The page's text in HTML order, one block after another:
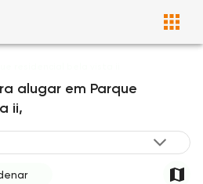
alugar em Parque
ii,